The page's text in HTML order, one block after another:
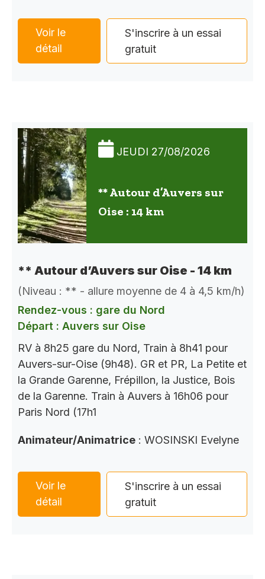
Voir le
détail
S'inscrire à un essai
gratuit
JEUDI 27/08/2026
** Autour d’Auvers sur
Oise : 14 km
** Autour d’Auvers sur Oise - 14 km
(Niveau : ** - allure moyenne de 4 à 4,5 km/h)
Rendez-vous : gare du Nord
Départ : Auvers sur Oise
RV à 8h25 gare du Nord, Train à 8h41 pour
Auvers-sur-Oise (9h48). GR et PR, La Petite et
la Grande Garenne, Frépillon, la Justice, Bois
de la Garenne. Train à Auvers à 16h06 pour
Paris Nord (17h1
Animateur/Animatrice : WOSINSKI Evelyne
Voir le
détail
S'inscrire à un essai
gratuit